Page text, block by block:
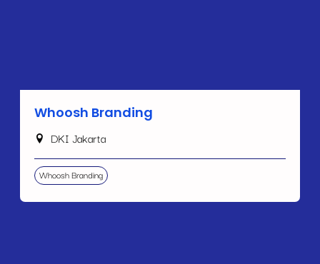
Whoosh Branding
DKI Jakarta
Whoosh Branding